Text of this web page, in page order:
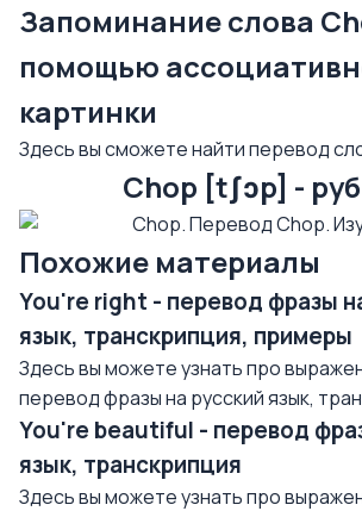
Запоминание слова
помощью
картинки
Здесь вы сможете найти перевод
Chop [tʃɔp] -
Похожие материалы
You're right - перевод фразы
язык, транскрипция, примеры
Здесь вы можете узнать про
перевод фразы на русский язык,
You're beautiful - перевод
язык, транскрипция
Здесь вы можете узнать про